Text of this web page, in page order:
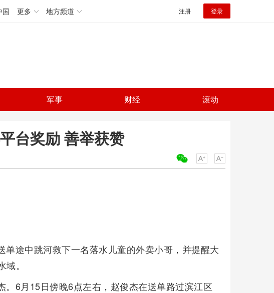
国 更多 地方频道 注册 登录
军事 财经 滚动
台奖励 善举获赞
途中跳河救下一名落水儿童的外卖小哥，并提醒大
。
。6月15日傍晚6点左右，赵俊杰在送单路过滨江区